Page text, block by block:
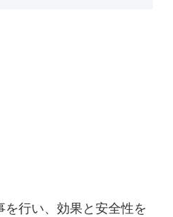
行い、効果と安全性を